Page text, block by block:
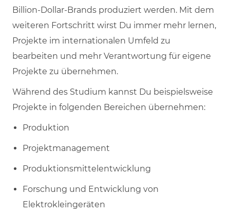
Billion-Dollar-Brands produziert werden. Mit dem
weiteren Fortschritt wirst Du immer mehr lernen,
Projekte im internationalen Umfeld zu
bearbeiten und mehr Verantwortung für eigene
Projekte zu übernehmen.
Während des Studium kannst Du beispielsweise
Projekte in folgenden Bereichen übernehmen:
Produktion
Projektmanagement
Produktionsmittelentwicklung
Forschung und Entwicklung von
Elektrokleingeräten